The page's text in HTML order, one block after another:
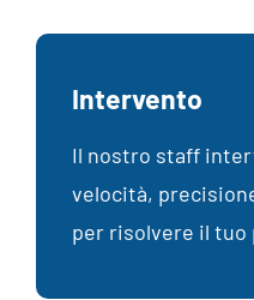
Intervento
Il nostro staff
velocità,
per risolvere il tuo